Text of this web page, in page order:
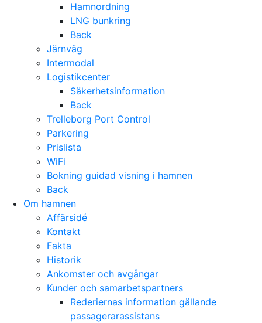
Hamnordning
LNG bunkring
Back
Järnväg
Intermodal
Logistikcenter
Säkerhetsinformation
Back
Trelleborg Port Control
Parkering
Prislista
WiFi
Bokning guidad visning i hamnen
Back
Om hamnen
Affärsidé
Kontakt
Fakta
Historik
Ankomster och avgångar
Kunder och samarbetspartners
Rederiernas information gällande
passagerarassistans